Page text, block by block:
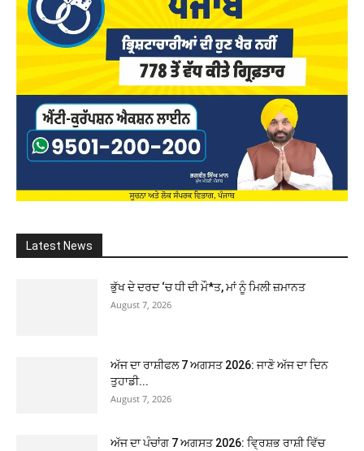
Latest News
ਭੁੱਖ ਦੇ ਦਰਦ ‘ਚ ਧੀ ਦੀ ਮੌ*ਤ, ਮਾਂ ਨੂੰ ਮਿਲੀ ਜ਼ਮਾਨਤ
August 7, 2026
ਅੱਜ ਦਾ ਰਾਸ਼ੀਫਲ 7 ਅਗਸਤ 2026: ਜਾਣੋ ਅੱਜ ਦਾ ਦਿਨ
ਤੁਹਾਡੀ...
August 7, 2026
ਅੱਜ ਦਾ ਪੰਚਾਂਗ 7 ਅਗਸਤ 2026: ਵ੍ਰਿਸ਼ਭ ਰਾਸ਼ੀ ਵਿੱਚ